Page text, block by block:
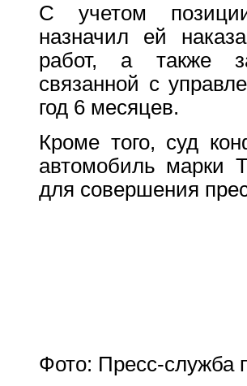
С учетом позиции
назначил ей
работ, а также
связанной с
год 6 месяцев.
Кроме того, суд
автомобиль марки
для совершения
Фото: Пресс-служба